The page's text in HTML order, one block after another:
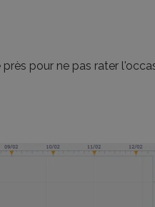
près pour ne pas rater